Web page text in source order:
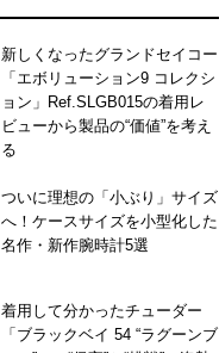
新しくなったグランドセイコー
「エボリューション9 コレクシ
ョン」Ref.SLGB015の着用レ
ビューから製品の“価値”を考え
る
ついに理想の「小ぶり」サイズ
へ！ケースサイズを小型化した
名作・新作腕時計5選
着用して分かったチューダー
「ブラックベイ 54 “ラグーンブ